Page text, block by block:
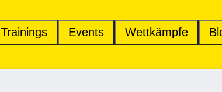
Trainings Events Wettkämpfe